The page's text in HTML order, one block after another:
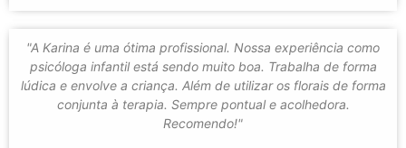
"A Karina é uma ótima profissional. Nossa experiência como
psicóloga infantil está sendo muito boa. Trabalha de forma
lúdica e envolve a criança. Além de utilizar os florais de forma
conjunta à terapia. Sempre pontual e acolhedora.
Recomendo!"